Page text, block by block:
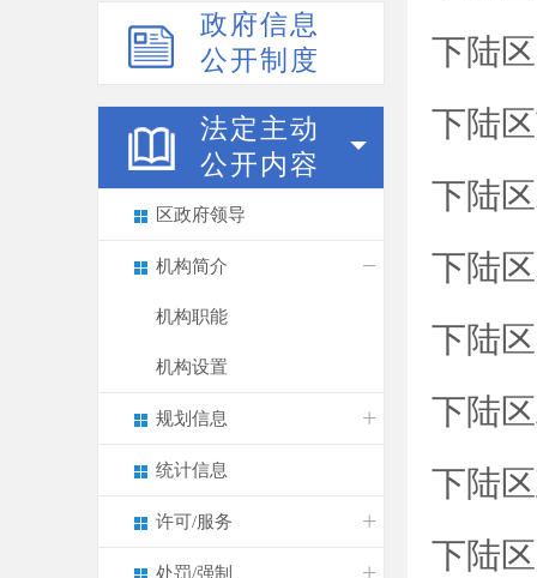
政府信息
公开制度
法定主动
公开内容
区政府领导
机构简介
机构职能
机构设置
规划信息
统计信息
许可/服务
处罚/强制
下陆
下陆
下陆
下陆
下陆
下陆
下陆
下陆